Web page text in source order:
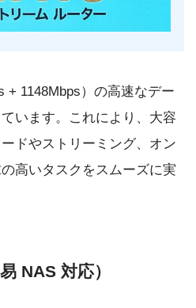
+ 1148Mbps）の高速なデー
います。これにより、大容
ドやストリーミング、オン
高いタスクをスムーズに実
NAS 対応）